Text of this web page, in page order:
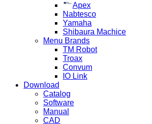
Apex
Nabtesco
Yamaha
Shibaura Machice
Menu Brands
TM Robot
Troax
Convum
IO Link
Download
Catalog
Software
Manual
CAD